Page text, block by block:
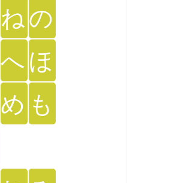
ねの
へほ
め も